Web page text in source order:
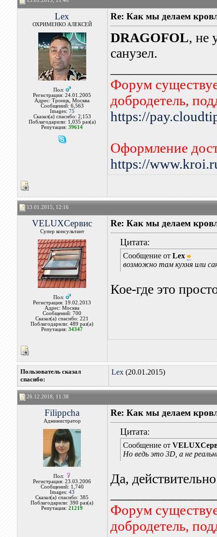
Lex
ОХРИМЕНКО АЛЕКСЕЙ
Пол:
Регистрация: 24.01.2005
Адрес: Троицк, Москва
Сообщений: 6,563
Images: 75
Сказал(а) спасибо: 2,153
Поблагодарили: 1,035 раз(а)
Репутация:39614
Re: Как мы делаем
DRAGOFOL, не
санузел.
Форум
добродетель,
https://
Оформление
https://
13.01.2015, 12:16
VELUXСервис
Супер консультант
Пол:
Регистрация: 19.02.2013
Адрес: Москва
Сообщений: 700
Сказал(а) спасибо: 221
Поблагодарили: 489 раз(а)
Репутация:34347
Re: Как мы делаем
Цитата:
Сообщение от Lex
возможно там кухня или
Кое-где это
Пользователь сказал
cпасибо:
Lex(20.01.2015)
26.12.2018, 11:38
Filippcha
Администратор
Пол:
Регистрация: 23.03.2006
Сообщений: 1,740
Images: 43
Сказал(а) спасибо: 385
Поблагодарили: 390 раз(а)
Репутация:21219
Re: Как мы делаем
Цитата:
Сообщение от
Но ведь это 3D, а не
Да,
Форум
добродетель,